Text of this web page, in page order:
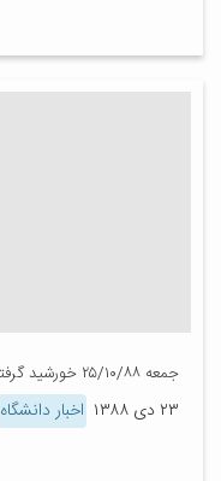
جمعه ۲۵/۱۰/۸۸ خورشید گرفتگی جزئی رخ می‌دهد
۲۳ دی ۱۳۸۸ اخبار دانشگاه